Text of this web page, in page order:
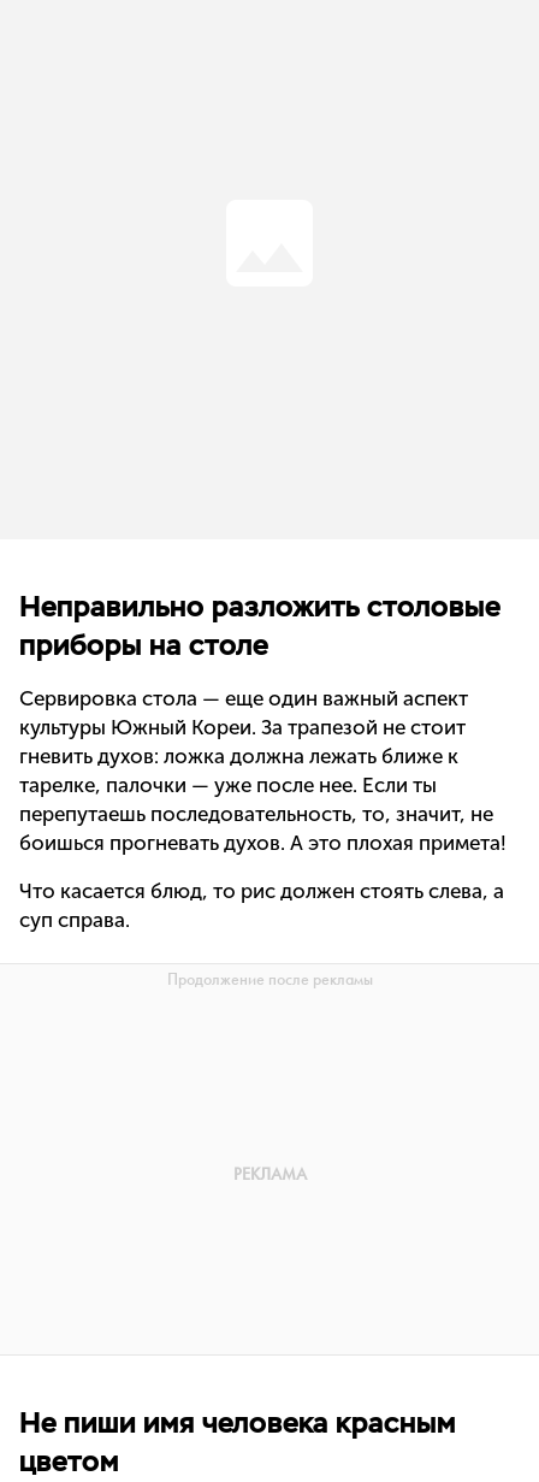
Неправильно разложить столовые
приборы на столе
Сервировка стола — еще один важный аспект
культуры Южный Кореи. За трапезой не стоит
гневить духов: ложка должна лежать ближе к
тарелке, палочки — уже после нее. Если ты
перепутаешь последовательность, то, значит, не
боишься прогневать духов. А это плохая примета!
Что касается блюд, то рис должен стоять слева, а
суп справа.
Не пиши имя человека красным
цветом